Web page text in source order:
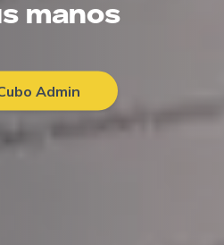
manos
Admin